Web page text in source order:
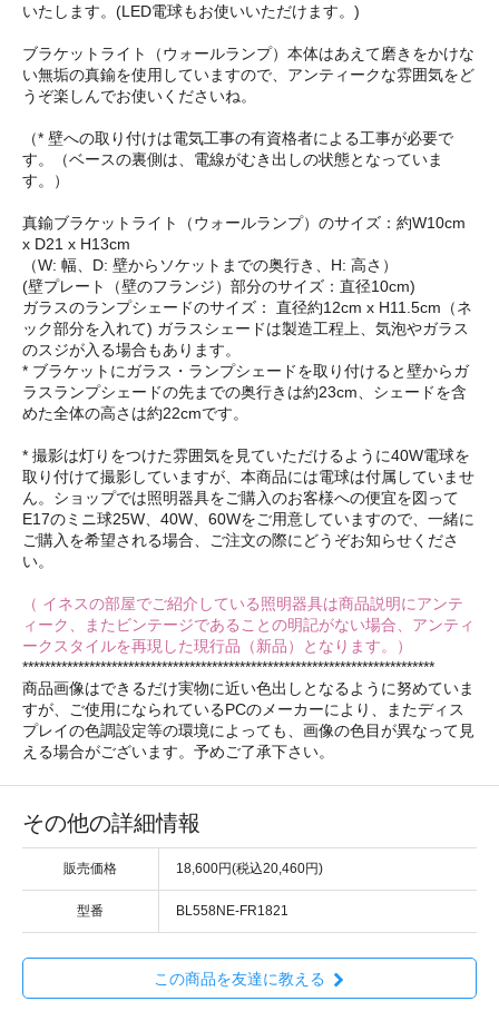
いたします。(LED電球もお使いいただけます。)
ブラケットライト（ウォールランプ）本体はあえて磨きをかけな
い無垢の真鍮を使用していますので、アンティークな雰囲気をど
うぞ楽しんでお使いくださいね。
（* 壁への取り付けは電気工事の有資格者による工事が必要で
す。（ベースの裏側は、電線がむき出しの状態となっていま
す。）
真鍮ブラケットライト（ウォールランプ）のサイズ：約W10cm
x D21 x H13cm
（W: 幅、D: 壁からソケットまでの奥行き、H: 高さ）
(壁プレート（壁のフランジ）部分のサイズ：直径10cm)
ガラスのランプシェードのサイズ： 直径約12cm x H11.5cm（ネ
ック部分を入れて) ガラスシェードは製造工程上、気泡やガラス
のスジが入る場合もあります。
* ブラケットにガラス・ランプシェードを取り付けると壁からガ
ラスランプシェードの先までの奥行きは約23cm、シェードを含
めた全体の高さは約22cmです。
* 撮影は灯りをつけた雰囲気を見ていただけるように40W電球を
取り付けて撮影していますが、本商品には電球は付属していませ
ん。ショップでは照明器具をご購入のお客様への便宜を図って
E17のミニ球25W、40W、60Wをご用意していますので、一緒に
ご購入を希望される場合、ご注文の際にどうぞお知らせくださ
い。
（ イネスの部屋でご紹介している照明器具は商品説明にアンテ
ィーク、またビンテージであることの明記がない場合、アンティ
ークスタイルを再現した現行品（新品）となります。）
**************************************************************************
商品画像はできるだけ実物に近い色出しとなるように努めていま
すが、ご使用になられているPCのメーカーにより、またディス
プレイの色調設定等の環境によっても、画像の色目が異なって見
える場合がございます。予めご了承下さい。
その他の詳細情報
販売価格 18,600円(税込20,460円)
型番 BL558NE-FR1821
この商品を友達に教える